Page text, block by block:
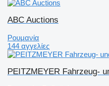
ABC Auctions
Ρουμανία
144 αγγελίες
PEITZMEYER Fahrzeug-